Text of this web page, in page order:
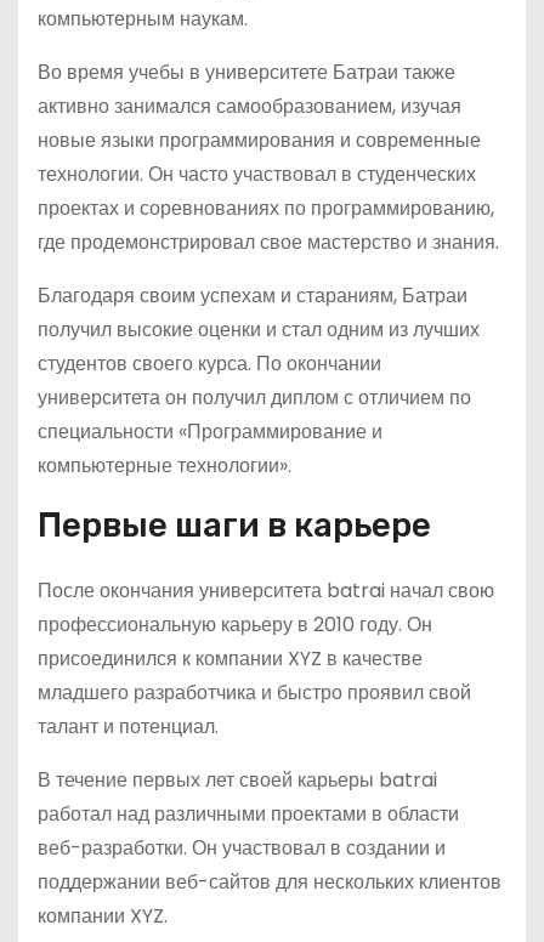
компьютерным наукам.
Во время учебы в университете Батраи также
активно занимался самообразованием, изучая
новые языки программирования и современные
технологии. Он часто участвовал в студенческих
проектах и соревнованиях по программированию,
где продемонстрировал свое мастерство и знания.
Благодаря своим успехам и стараниям, Батраи
получил высокие оценки и стал одним из лучших
студентов своего курса. По окончании
университета он получил диплом с отличием по
специальности «Программирование и
компьютерные технологии».
Первые шаги в карьере
После окончания университета batrai начал свою
профессиональную карьеру в 2010 году. Он
присоединился к компании XYZ в качестве
младшего разработчика и быстро проявил свой
талант и потенциал.
В течение первых лет своей карьеры batrai
работал над различными проектами в области
веб-разработки. Он участвовал в создании и
поддержании веб-сайтов для нескольких клиентов
компании XYZ.